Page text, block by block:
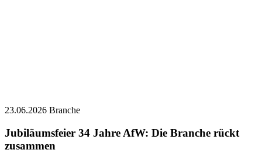
23.06.2026 Branche
Jubiläumsfeier 34 Jahre AfW: Die Branche rückt
zusammen